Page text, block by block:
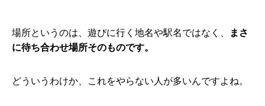
場所というのは、遊びに行く地名や駅名ではなく、
まさ
に待ち合わせ場所そのものです。
どういうわけか、これをやらない人が多いんですよね。